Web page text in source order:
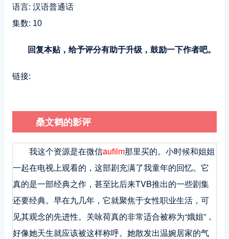
语言: 汉语普通话
集数: 10
回复本贴，给予评分有助于升级，鼓励一下作者吧。
链接:
桑文鹤的影评
我这个资源是在微信aufilm那里买的。小时候和姐姐
一起在电视上观看的，这部剧充满了我童年的回忆。它
真的是一部经典之作，甚至比后来TVB推出的一些剧集
还要经典。早在九几年，它就聚焦于女性职业生活，可
见其观念的先进性。关咏荷真的非常适合被称为“娥姐”，
好像她天生就应该被这样称呼。她散发出温婉居家的气